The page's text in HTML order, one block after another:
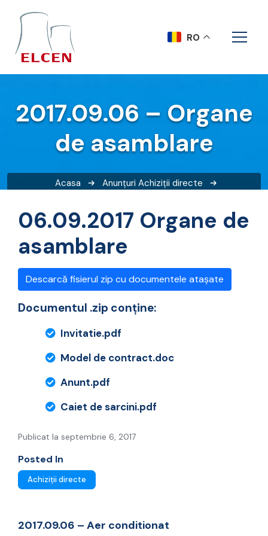
2017.09.06 – Organe
de asamblare
Acasa Anunțuri Achiziții directe
06.09.2017 Organe de
asamblare
Descarcă fisierul zip cu documentele atașate
Documentul .zip conține:
Invitatie.pdf
Model de contract.doc
Anunt.pdf
Caiet de sarcini.pdf
Publicat la septembrie 6, 2017
Posted In
Achiziții directe
2017.09.06 – Aer conditionat
RO